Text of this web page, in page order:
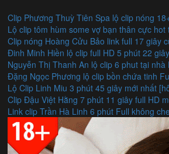
Clip Phương Thuỳ Tiên Spa lộ clip nóng
Lộ clip tôm hùm some vợ bạn thân cực hot
Clip nóng Hoàng Cửu Bảo link full 17 giây
Đinh Minh Hiền lộ clip full HD 5 phút 22 giây
Nguyễn Thị Thanh An lộ clip 6 phut tại nhà
Đặng Ngọc Phương lộ clip bồn chứa tinh
Lộ Clip Linh Miu 3 phút 45 giây mới nhất
Clip Đậu Việt Hằng 7 phút 11 giây full HD
Link clip Trần Hà Linh 6 phút Full không